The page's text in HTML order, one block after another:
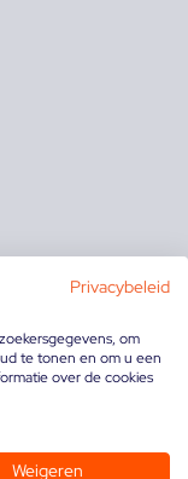
Privacybeleid
om
te tonen en om u een
over de cookies
Weigeren